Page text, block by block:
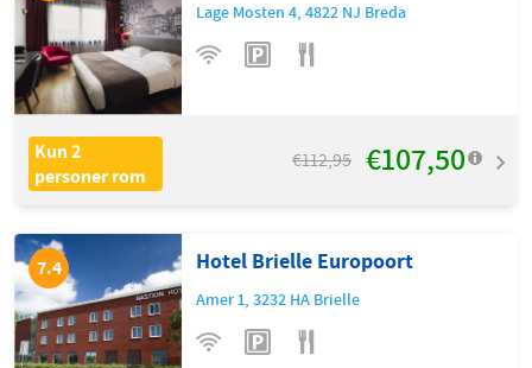
7.4 Hotel Brielle Europoort
Amer 1,3232 HA Brielle
Lage Mosten 4,4822 NJ Breda
Kun 2
personer rom
€112,95 €107,50